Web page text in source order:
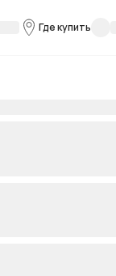
Где купить